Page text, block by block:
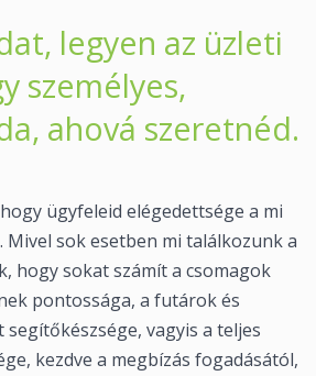
legyen az üzleti
személyes,
ahová szeretnéd.
ügyfeleid elégedettsége a mi
Mivel sok esetben mi találkozunk a
hogy sokat számít a csomagok
pontossága, a futárok és
vagyis a teljes
kezdve a megbízás fogadásától,